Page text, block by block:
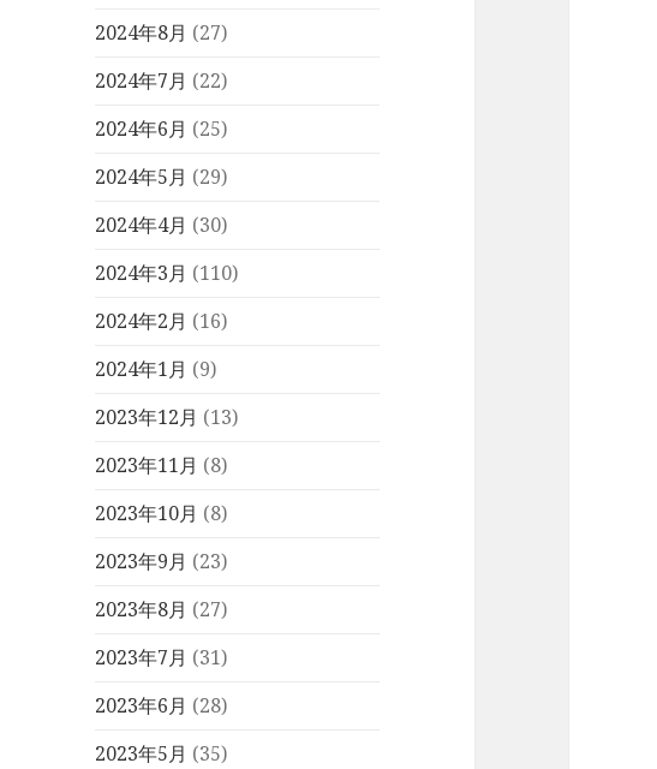
2024年8月 (27)
2024年7月 (22)
2024年6月 (25)
2024年5月 (29)
2024年4月 (30)
2024年3月 (110)
2024年2月 (16)
2024年1月 (9)
2023年12月 (13)
2023年11月 (8)
2023年10月 (8)
2023年9月 (23)
2023年8月 (27)
2023年7月 (31)
2023年6月 (28)
2023年5月 (35)